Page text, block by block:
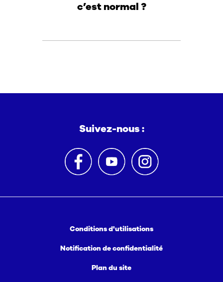
c’est normal ?
Suivez-nous :
Conditions d'utilisations
Notification de confidentialité
Plan du site